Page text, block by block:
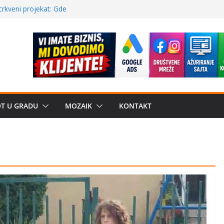
projekat: Gde
i sekularne
traženije Španija,
mira dočekao
U GRADU MOZAIK KONTAKT